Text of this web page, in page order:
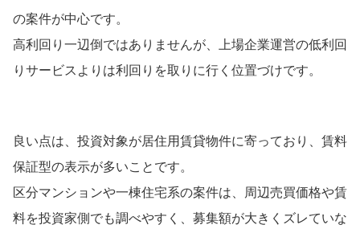
の案件が中心です。
高利回り一辺倒ではありませんが、上場企業運営の低利回
りサービスよりは利回りを取りに行く位置づけです。
良い点は、投資対象が居住用賃貸物件に寄っており、賃料
保証型の表示が多いことです。
区分マンションや一棟住宅系の案件は、周辺売買価格や賃
料を投資家側でも調べやすく、募集額が大きくズレていな